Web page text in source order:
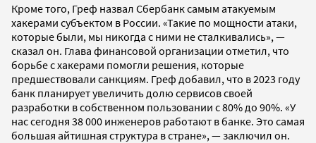
Кроме того, Греф назвал Сбербанк самым атакуемым
хакерами субъектом в России. «Такие по мощности атаки,
которые были, мы никогда с ними не сталкивались», —
сказал он. Глава финансовой организации отметил, что
борьбе с хакерами помогли решения, которые
предшествовали санкциям. Греф добавил, что в 2023 году
банк планирует увеличить долю сервисов своей
разработки в собственном пользовании с 80% до 90%. «У
нас сегодня 38 000 инженеров работают в банке. Это самая
большая айтишная структура в стране», — заключил он.